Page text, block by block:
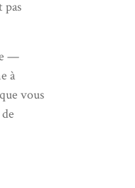
pas
—
à
vous